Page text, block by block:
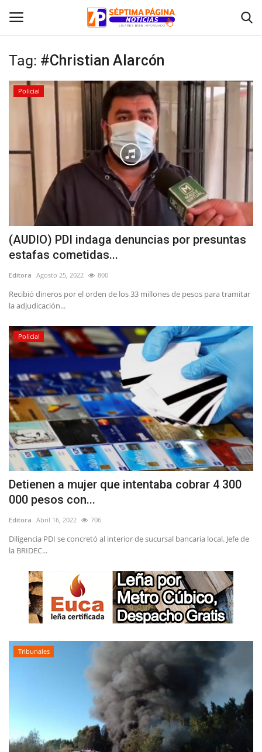
Inicio
Crónica
Policial
Tribunales
Deporte
Política
Espectáculos
Tag: #Christian Alarcón
Policial
(AUDIO) PDI indaga denuncias por presuntas
estafas cometidas...
Editora Agosto 25, 2022 800
Recibió dineros por el orden de los 33 millones de pesos para tramitar
la adjudicación...
Policial
Detienen a mujer que intentaba cobrar 4 300
000 pesos con...
Editora Abril 16, 2022 706
Diligencia PDI se concretó al interior de sucursal bancaria local. Jefe de
la BRIDEC...
Tribunales